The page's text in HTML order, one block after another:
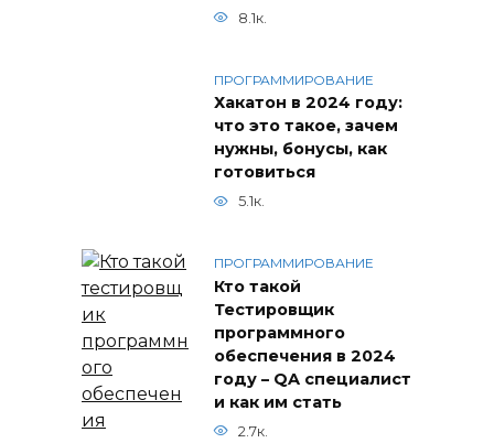
8.1к.
ПРОГРАММИРОВАНИЕ
Хакатон в 2024 году:
что это такое, зачем
нужны, бонусы, как
готовиться
5.1к.
ПРОГРАММИРОВАНИЕ
Кто такой
Тестировщик
программного
обеспечения в 2024
году – QA специалист
и как им стать
2.7к.